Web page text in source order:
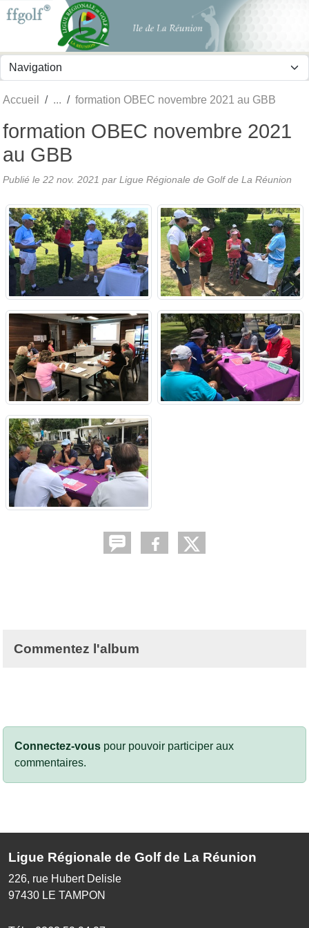
Accueil formation OBEC novembre 2021 au GBB
formation OBEC novembre 2021
au GBB
Publié le 22 nov. 2021 par Ligue Régionale de Golf de La Réunion
Commentez l'album
Connectez-vous pour pouvoir participer aux
commentaires.
Ligue Régionale de Golf de La Réunion
226, rue Hubert Delisle
97430 LE TAMPON
Panneau de gestion des cookies